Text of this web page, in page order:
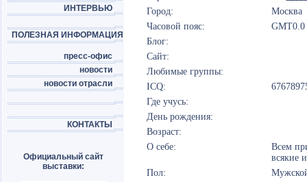
ИНТЕРВЬЮ
ПОЛЕЗНАЯ ИНФОРМАЦИЯ
пресс-офис
новости
новости отрасли
КОНТАКТЫ
Официальный сайт
выставки:
Город:
Москва
Часовой пояс:
GMT0.0
Блог:
Сайт:
Любимые группы:
ICQ:
Где учусь:
День рождения:
Возраст:
О себе:
Всем
всякие
Пол: